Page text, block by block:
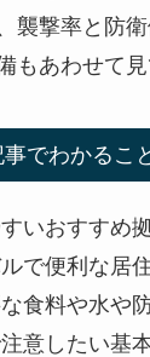
襲撃率と防
もあわせて見
でわかるこ
いおすすめ
で便利な居
食料や水や
意したい基